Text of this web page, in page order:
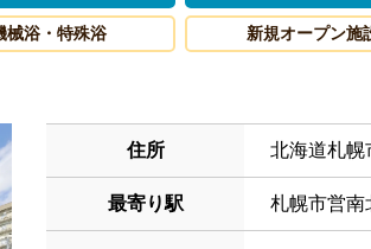
械浴・特殊浴 新規オープン施
住所 北海道札幌
最寄り駅 札幌市営南